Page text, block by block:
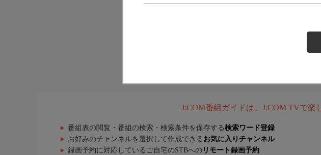
J:COM番組ガイドは、J:COM TVで楽
番組表の閲覧・番組の検索・検索条件を保存する検索ワード登録
お好みのチャンネルを選択して作成できる お気に入りチャンネル
録画予約に対応しているご自宅のSTBへの リモート録画予約